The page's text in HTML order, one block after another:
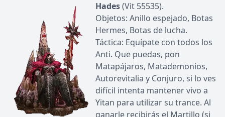
Hades(Vit 55535).
Objetos: Anillo espejado, Botas
Hermes, Botas de lucha.
Táctica: Equípate con todos los
Anti. Que puedas, pon
Matapájaros, Matademonios,
Autorevitalia y Conjuro, si lo ves
difícil intenta mantener vivo a
Yitan para utilizar su trance. Al
ganarle recibirás el Martillo (si